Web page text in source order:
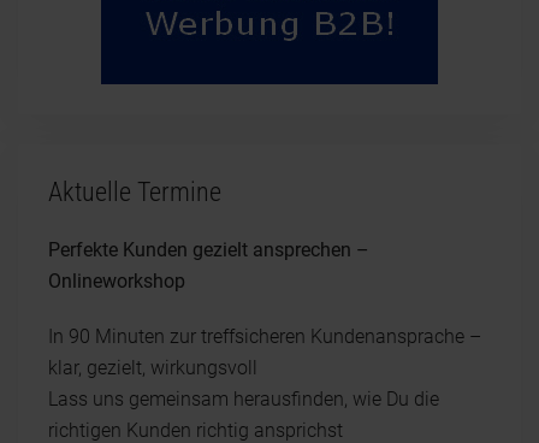
Aktuelle Termine
Perfekte Kunden gezielt ansprechen –
Onlineworkshop
In 90 Minuten zur treffsicheren Kundenansprache –
klar, gezielt, wirkungsvoll
Lass uns gemeinsam herausfinden, wie Du die
richtigen Kunden richtig ansprichst